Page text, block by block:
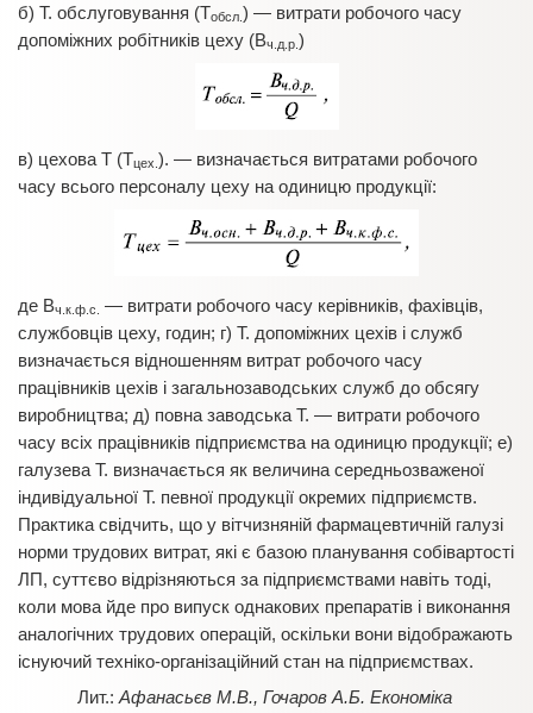
б) Т. обслуговування (Тобсл. ) — витрати робочого часу
допоміжних робітників цеху (Вч.д.р. )
в) цехова Т (Тцех. ). — визначається витратами робочого
часу всього персоналу цеху на одиницю продукції:
де Вч.к.ф.с.
— витрати робочого часу керівників, фахівців,
службовців цеху, годин; г) Т. допоміжних цехів і служб
визначається відношенням витрат робочого часу
працівників цехів і загальнозаводських служб до обсягу
виробництва; д) повна заводська Т. — витрати робочого
часу всіх працівників підприємства на одиницю продукції; е)
галузева Т. визначається як величина середньозваженої
індивідуальної Т. певної продукції окремих підприємств.
Практика свідчить, що у вітчизняній фармацевтичній галузі
норми трудових витрат, які є базою планування собівартості
ЛП, суттєво відрізняються за підприємствами навіть тоді,
коли мова йде про випуск однакових препаратів і виконання
аналогічних трудових операцій, оскільки вони відображають
існуючий техніко-організаційний стан на підприємствах.
Афанасьєв М.В., Гочаров А.Б. Економіка